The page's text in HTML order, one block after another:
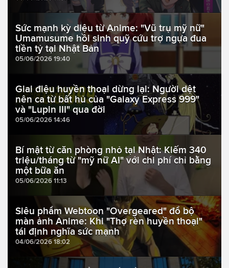
Sức mạnh kỳ diệu từ Anime: "Vũ trụ mỹ nữ"
Umamusume hồi sinh quỹ cứu trợ ngựa đua
tiền tỷ tại Nhật Bản
05/06/2026 19:40
Giai điệu huyền thoại dừng lại: Người dệt
nên ca từ bất hủ của "Galaxy Express 999"
và "Lupin III" qua đời
05/06/2026 14:46
Bí mật từ căn phòng nhỏ tại Nhật: Kiếm 340
triệu/tháng từ "mỹ nữ AI" với chi phí chỉ bằng
một bữa ăn
05/06/2026 11:13
Siêu phẩm Webtoon "Overgeared" đổ bộ
màn ảnh Anime: Khi "Thợ rèn huyền thoại"
tái định nghĩa sức mạnh
04/06/2026 18:02